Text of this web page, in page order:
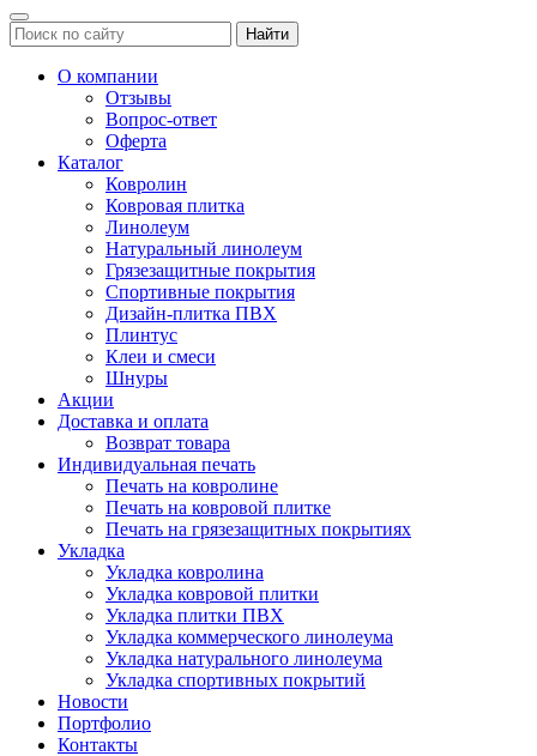
Найти
О компании
Отзывы
Вопрос-ответ
Оферта
Каталог
Ковролин
Ковровая плитка
Линолеум
Натуральный линолеум
Грязезащитные покрытия
Спортивные покрытия
Дизайн-плитка ПВХ
Плинтус
Клеи и смеси
Шнуры
Акции
Доставка и оплата
Возврат товара
Индивидуальная печать
Печать на ковролине
Печать на ковровой плитке
Печать на грязезащитных покрытиях
Укладка
Укладка ковролина
Укладка ковровой плитки
Укладка плитки ПВХ
Укладка коммерческого линолеума
Укладка натурального линолеума
Укладка спортивных покрытий
Новости
Портфолио
Контакты